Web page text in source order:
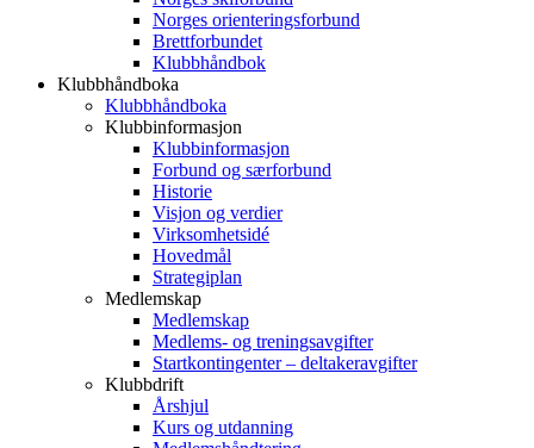
Norges orienteringsforbund
Brettforbundet
Klubbhåndbok
Klubbhåndboka
Klubbhåndboka
Klubbinformasjon
Klubbinformasjon
Forbund og særforbund
Historie
Visjon og verdier
Virksomhetsidé
Hovedmål
Strategiplan
Medlemskap
Medlemskap
Medlems- og treningsavgifter
Startkontingenter – deltakeravgifter
Klubbdrift
Årshjul
Kurs og utdanning